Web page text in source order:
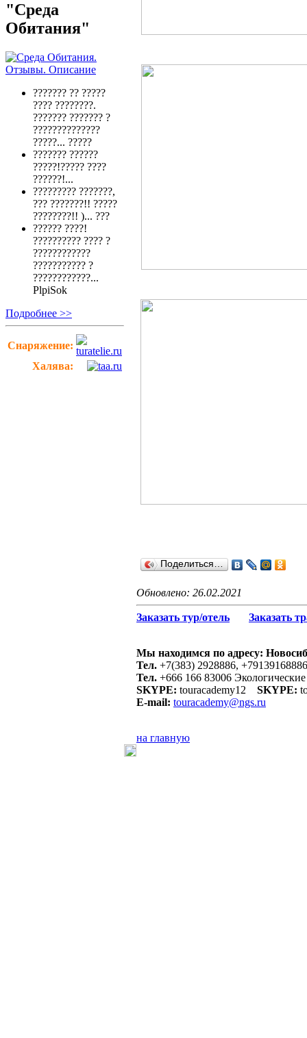
"Среда
Обитания"
??????? ?? ?????
???? ????????.
??????? ??????? ?
??????????????
?????... ?????
??????? ??????
?????!????? ????
??????!...
????????? ???????,
??? ???????!! ?????
????????!! )... ???
?????? ????!
?????????? ???? ?
????????????
??????????? ?
????????????...
PlpiSok
Подробнее >>
Снаряжение:
Халява:
Поделиться…
Обновлено: 26.02.2021
Заказать тур/отель Заказать
Мы находимся по адресу:
Тел. +7(383) 2928886,
Тел. +666 166 83006
SKYPE: touracademy12 SKYPE:
E-mail: touracademy@ngs.ru
на главную